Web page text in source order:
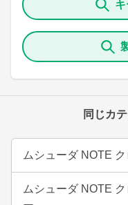
同じカ
ムシューダ NOTE
ムシューダ NOTE